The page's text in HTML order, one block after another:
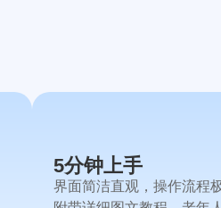
5分钟上手
界面简洁直观，操作流程